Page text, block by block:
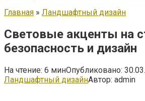
Главная » Ландшафтный дизайн
Световые акценты на
безопасность и дизайн
На чтение: 6 минОпубликовано:
Ландшафтный дизайнАвтор: admin